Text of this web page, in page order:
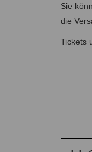
Sie
die
Tickets